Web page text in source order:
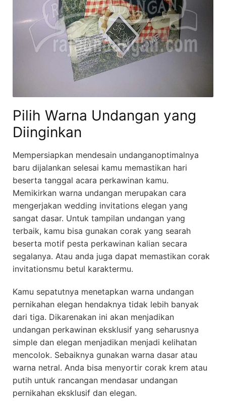
Pilih Warna Undangan yang
Diinginkan
Mempersiapkan mendesain undanganoptimalnya
baru dijalankan selesai kamu memastikan hari
beserta tanggal acara perkawinan kamu.
Memikirkan warna undangan merupakan cara
mengerjakan wedding invitations elegan yang
sangat dasar. Untuk tampilan undangan yang
terbaik, kamu bisa gunakan corak yang searah
beserta motif pesta perkawinan kalian secara
segalanya. Atau anda juga dapat memastikan corak
invitationsmu betul karaktermu.
Kamu sepatutnya menetapkan warna undangan
pernikahan elegan hendaknya tidak lebih banyak
dari tiga. Dikarenakan ini akan menjadikan
undangan perkawinan eksklusif yang seharusnya
simple dan elegan menjadikan menjadi kelihatan
mencolok. Sebaiknya gunakan warna dasar atau
warna netral. Anda bisa menyortir corak krem atau
putih untuk rancangan mendasar undangan
pernikahan eksklusif dan elegan.